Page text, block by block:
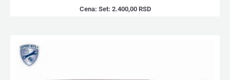
Cena: Set: 2.400,00 RSD